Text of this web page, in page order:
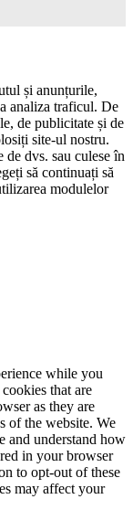
și anunțurile,
analiza traficul. De
de publicitate și de
site-ul nostru.
dvs. sau culese în
să continuați să
modulelor
while you
that are
as they are
of the website. We
and understand how
in your browser
to opt-out of these
may affect your